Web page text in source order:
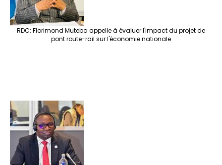
RDC: Florimond Muteba appelle à évaluer l'impact du projet de
pont route-rail sur l'économie nationale